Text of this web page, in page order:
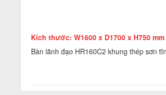
Kích thước: W1600 x D1700 x H750 mm
Bàn lãnh đạo HR160C2 khung thép sơn